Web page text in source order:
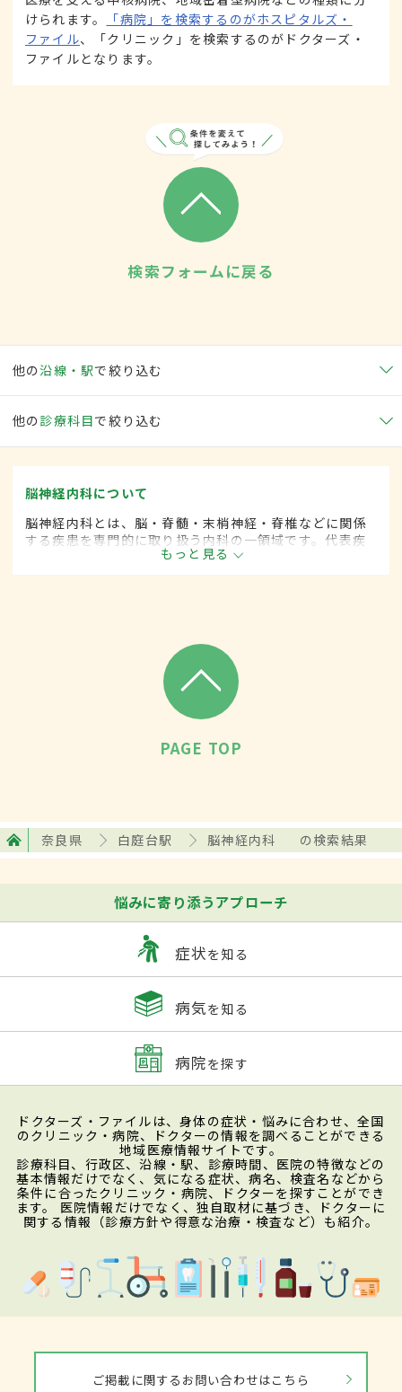
けられます。
「病院」を検索するのがホスピタルズ・
ファイル、「クリニック」を検索するのがドクターズ・
ファイルとなります。
検索フォームに戻る
他の沿線・駅で絞り込む
他の 診療科目で絞り込む
脳神経内科について
脳神経内科とは、脳・脊髄・末梢神経・脊椎などに関係
する疾患を専門的に取り扱う内科の一領域です。代表疾
患として、脳卒中や各種神経変性疾患(パーキンソン病、
筋萎縮性側索硬化など)、脊髄と末梢神経の疾患、てんか
もっと見る
PAGE TOP
奈良県 白庭台駅 脳神経内科 の検索結果
悩みに寄り添うアプローチ
症状を知る
病気を知る
病院を探す
ドクターズ・ファイルは、身体の症状・悩みに合わせ、全国
のクリニック・病院、ドクターの情報を調べることができる
地域医療情報サイトです。
診療科目、行政区、沿線・駅、診療時間、医院の特徴などの
基本情報だけでなく、気になる症状、病名、検査名などから
条件に合ったクリニック・病院、ドクターを探すことができ
ます。 医院情報だけでなく、独自取材に基づき、ドクターに
関する情報（診療方針や得意な治療・検査など）も紹介。
ご掲載に関するお問い合わせはこちら